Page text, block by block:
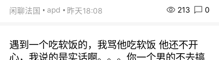
闲聊法国 apd 昨天18:08 213 0
遇到一个吃软饭的，我骂他吃软饭 他还不开
心，我说的是实话啊。。。你一个男的不去搞